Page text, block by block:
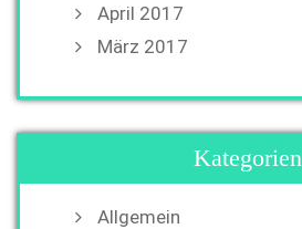
April 2017
März 2017
Kategorien
Allgemein